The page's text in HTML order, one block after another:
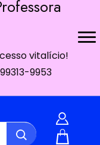
vitalício!
9953